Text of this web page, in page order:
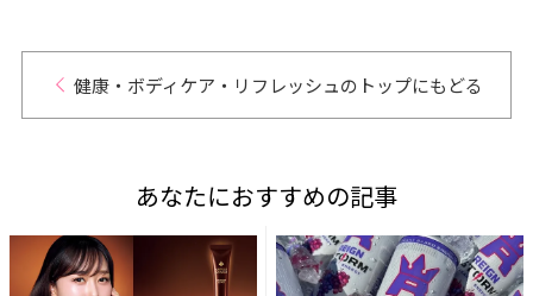
健康・ボディケア・リフレッシュのトップにもどる
あなたにおすすめの記事